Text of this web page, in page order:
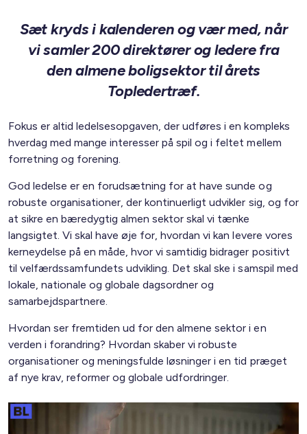
Sæt kryds i kalenderen og vær med, når
vi samler 200 direktører og ledere fra
den almene boligsektor til årets
Topledertræf.
Fokus er altid ledelsesopgaven, der udføres i en kompleks
hverdag med mange interesser på spil og i feltet mellem
forretning og forening.
God ledelse er en forudsætning for at have sunde og
robuste organisationer, der kontinuerligt udvikler sig, og for
at sikre en bæredygtig almen sektor skal vi tænke
langsigtet. Vi skal have øje for, hvordan vi kan levere vores
kerneydelse på en måde, hvor vi samtidig bidrager positivt
til velfærdssamfundets udvikling. Det skal ske i samspil med
lokale, nationale og globale dagsordner og
samarbejdspartnere.
Hvordan ser fremtiden ud for den almene sektor i en
verden i forandring? Hvordan skaber vi robuste
organisationer og meningsfulde løsninger i en tid præget
af nye krav, reformer og globale udfordringer.